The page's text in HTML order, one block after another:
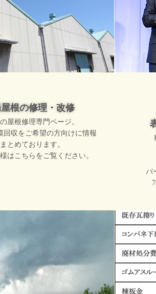
根の修理・改修
屋根修理専門ページ。
回収をご希望の方向けに情報
とめております。
はこちらをご覧ください。
パ